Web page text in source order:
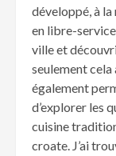
développé, à la
en libre-
ville et
seulement cela
également
d’explorer les
cuisine
croate. J’ai